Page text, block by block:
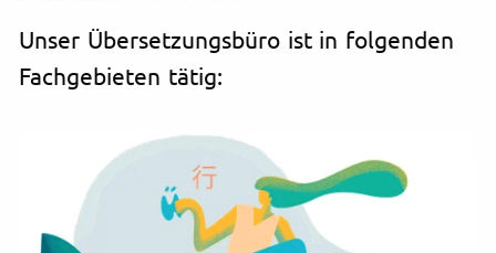
Unser Übersetzungsbüro ist in folgenden
Fachgebieten tätig: